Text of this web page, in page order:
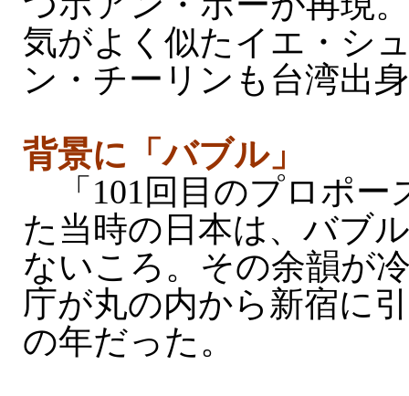
気がよく似たイエ・シ
ン・チーリンも台湾出
背景に「バブル」
「101回目のプロポー
た当時の日本は、バブ
ないころ。その余韻が
庁が丸の内から新宿に
の年だった。